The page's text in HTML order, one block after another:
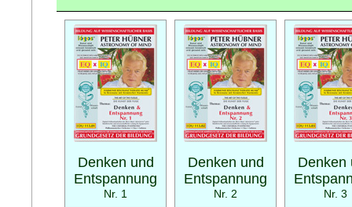
Denken und
Entspannung
Nr. 1
Denken und
Entspannung
Nr. 2
Denken
Nr. 3